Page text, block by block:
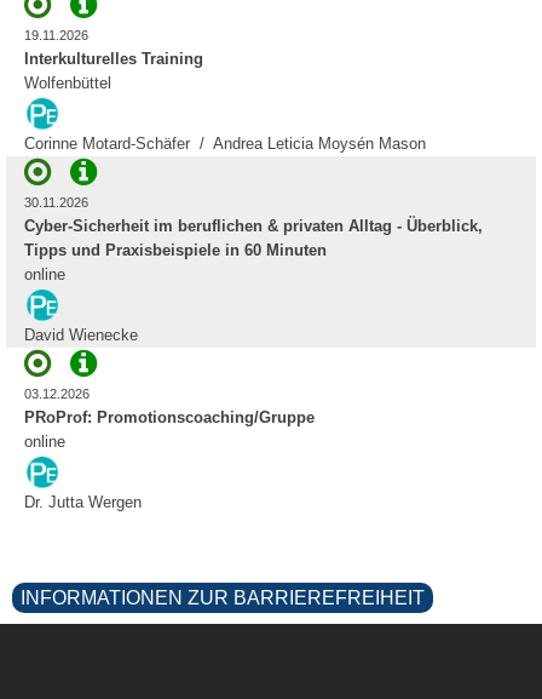
19.11.2026
Interkulturelles Training
Wolfenbüttel
Corinne Motard-Schäfer / Andrea Leticia Moysén Mason
30.11.2026
Cyber-Sicherheit im beruflichen & privaten Alltag - Überblick,
Tipps und Praxisbeispiele in 60 Minuten
online
David Wienecke
03.12.2026
PRoProf: Promotionscoaching/Gruppe
online
Dr. Jutta Wergen
INFORMATIONEN ZUR BARRIEREFREIHEIT